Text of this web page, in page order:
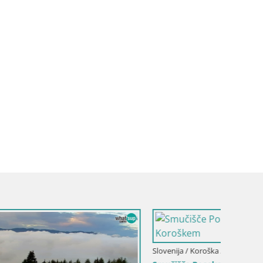
Slovenija / Koroška / Slovenj Gradec
Kope | Velika Kopa